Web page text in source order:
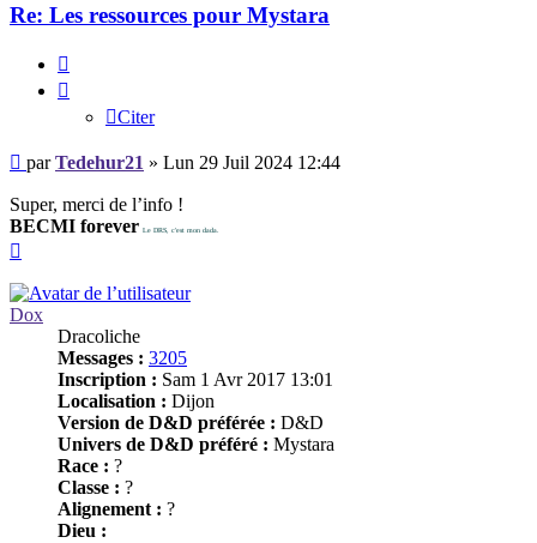
Re: Les ressources pour Mystara
Citer
Message
parTedehur21 » Lun 29 Juil 2024 12:44
Super, merci de l’info !
BECMI forever Le DRS, c'est mon dada.
Dox
Dracoliche
Messages : 3205
Inscription : Sam 1 Avr 2017 13:01
Localisation : Dijon
Version de D&D préférée : D&D
Univers de D&D préféré : Mystara
Race : ?
Classe : ?
Alignement : ?
Dieu :